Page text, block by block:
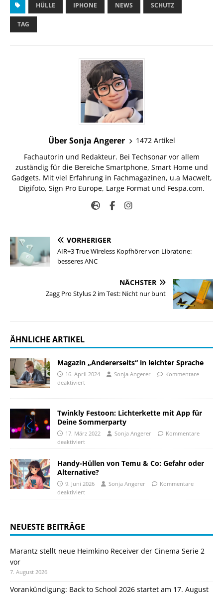
HÜLLE IPHONE NEWS SCHUTZ
TAG
Über Sonja Angerer
1472 Artikel
Fachautorin und Redakteur. Bei Techsonar vor allem
zuständig für die Bereiche Smartphone, Smart Home und
Gadgets. Mit viel Erfahrung in Fachmagazinen, u.a Macwelt,
Digifoto, Sign Pro Europe, Large Format und Fespa.com.
VORHERIGER
AIR+3 True Wireless Kopfhörer von Libratone:
besseres ANC
NÄCHSTER
Zagg Pro Stylus 2 im Test: Nicht nur bunt
ÄHNLICHE ARTIKEL
Magazin „Andererseits“ in leichter Sprache
16. April 2024 Sonja Angerer
Kommentare
deaktiviert
Twinkly Festoon: Lichterkette mit App für
Deine Sommerparty
17. März 2022 Sonja Angerer
Kommentare
deaktiviert
Handy-Hüllen von Temu & Co: Gefahr oder
Alternative?
9. Juni 2026 Sonja Angerer
Kommentare
deaktiviert
NEUESTE BEITRÄGE
Marantz stellt neue Heimkino Receiver der Cinema Serie 2
vor
7. August 2026
Vorankündigung: Back to School 2026 startet am 17. August